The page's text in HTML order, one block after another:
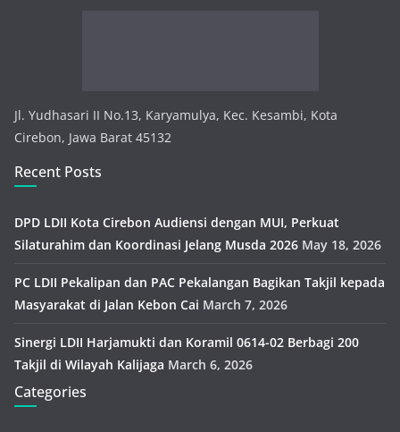
Jl. Yudhasari II No.13, Karyamulya, Kec. Kesambi, Kota
Cirebon, Jawa Barat 45132
Recent Posts
DPD LDII Kota Cirebon Audiensi dengan MUI, Perkuat
Silaturahim dan Koordinasi Jelang Musda 2026 May 18, 2026
PC LDII Pekalipan dan PAC Pekalangan Bagikan Takjil kepada
Masyarakat di Jalan Kebon Cai March 7, 2026
Sinergi LDII Harjamukti dan Koramil 0614-02 Berbagi 200
Takjil di Wilayah Kalijaga March 6, 2026
Categories